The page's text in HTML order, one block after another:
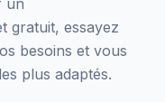
un
gratuit, essayez
besoins et vous
plus adaptés.